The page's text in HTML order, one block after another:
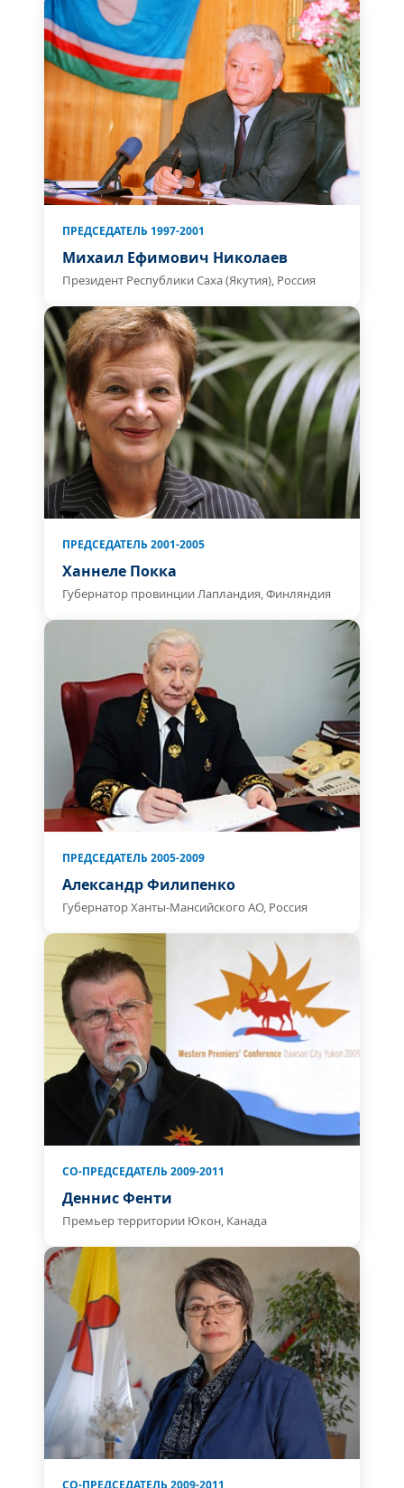
ПРЕДСЕДАТЕЛЬ 1997-2001
Михаил Ефимович Николаев
Президент Республики Саха (Якутия), Россия
ПРЕДСЕДАТЕЛЬ 2001-2005
Ханнеле Покка
Губернатор провинции Лапландия, Финляндия
ПРЕДСЕДАТЕЛЬ 2005-2009
Александр Филипенко
Губернатор Ханты-Мансийского АО, Россия
СО-ПРЕДСЕДАТЕЛЬ 2009-2011
Деннис Фенти
Премьер территории Юкон, Канада
СО-ПРЕДСЕДАТЕЛЬ 2009-2011